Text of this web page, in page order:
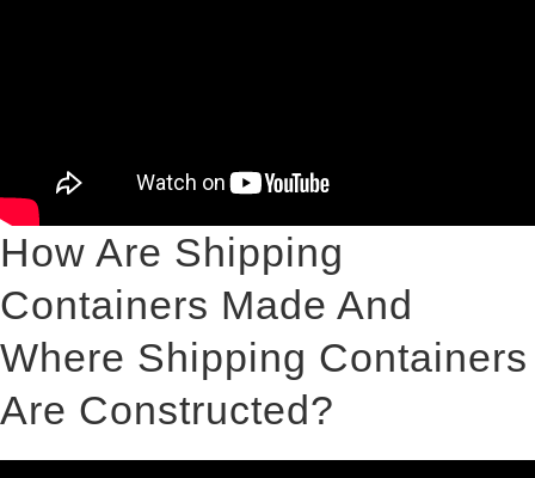
How Are Shipping
Containers Made And
Where Shipping Containers
Are Constructed?